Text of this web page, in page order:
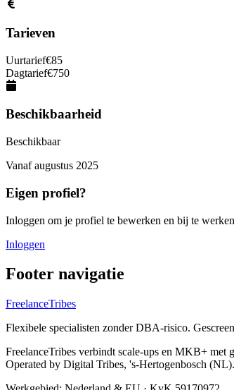
Tarieven
Uurtarief€85
Dagtarief€750
Beschikbaarheid
Beschikbaar
Vanaf augustus 2025
Eigen profiel?
Inloggen om je profiel te bewerken en bij te
Inloggen
Footer navigatie
FreelanceTribes
Flexibele specialisten zonder DBA-risico.
FreelanceTribes verbindt scale-ups en MKB+
Operated by Digital Tribes, 's-Hertogenbosch (NL).